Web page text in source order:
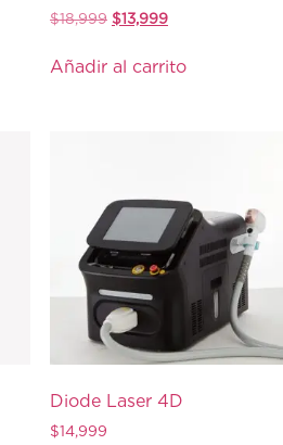
$18,999 $13,999
Añadir al carrito
Diode Laser 4D
$14,999